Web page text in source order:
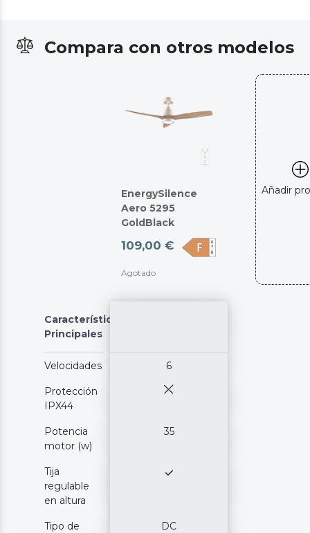
Compara con otros modelos
EnergySilence
Aero 5295
GoldBlack
109,00 €
Agotado
Añadir
Características
Principales
Velocidades 6
Protección
IPX44
Potencia
motor (w)
35
Tija
regulable
en altura
Tipo de
DC